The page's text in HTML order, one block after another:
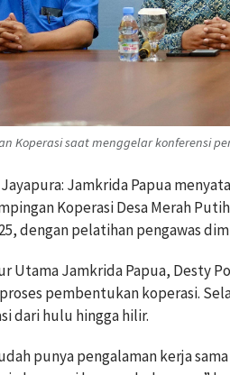
Koperasi saat menggelar konferensi
Jayapura: Jamkrida Papua
Koperasi Desa Merah
dengan pelatihan pengawas
Utama Jamkrida Papua, Desty
pembentukan koperasi.
dari hulu hingga hilir.
punya pengalaman kerja